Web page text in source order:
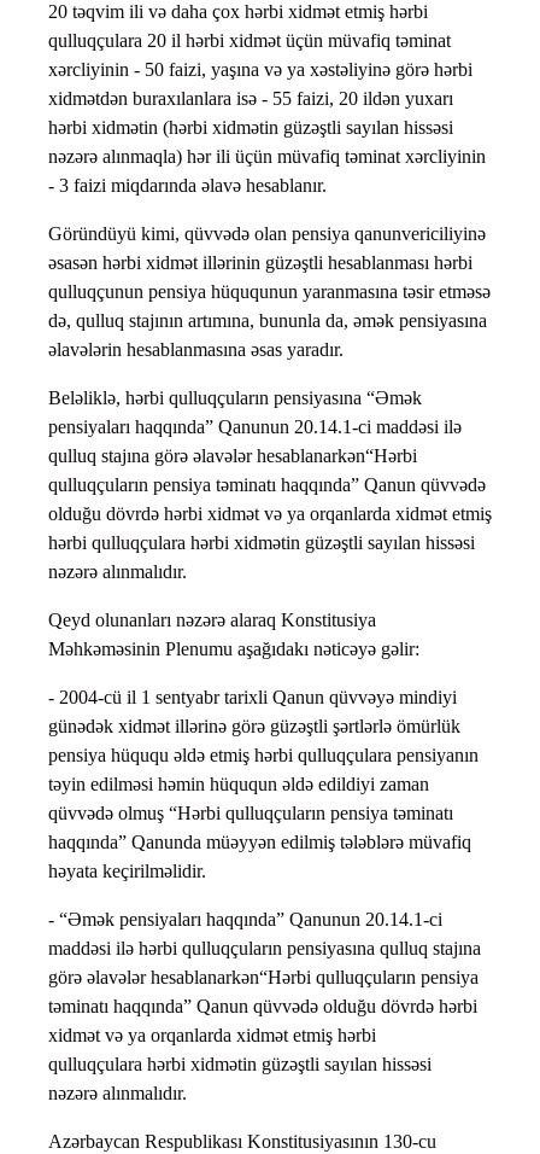
20 təqvim ili və daha çox hərbi xidmət etmiş hərbi
qulluqçulara 20 il hərbi xidmət üçün müvafiq təminat
xərcliyinin - 50 faizi, yaşına və ya xəstəliyinə görə hərbi
xidmətdən buraxılanlara isə - 55 faizi, 20 ildən yuxarı
hərbi xidmətin (hərbi xidmətin güzəştli sayılan hissəsi
nəzərə alınmaqla) hər ili üçün müvafiq təminat xərcliyinin
- 3 faizi miqdarında əlavə hesablanır.
Göründüyü kimi, qüvvədə olan pensiya qanunvericiliyinə
əsasən hərbi xidmət illərinin güzəştli hesablanması hərbi
qulluqçunun pensiya hüququnun yaranmasına təsir etməsə
də, qulluq stajının artımına, bununla da, əmək pensiyasına
əlavələrin hesablanmasına əsas yaradır.
Beləliklə, hərbi qulluqçuların pensiyasına “Əmək
pensiyaları haqqında” Qanunun 20.14.1-ci maddəsi ilə
qulluq stajına görə əlavələr hesablanarkən“Hərbi
qulluqçuların pensiya təminatı haqqında” Qanun qüvvədə
olduğu dövrdə hərbi xidmət və ya orqanlarda xidmət etmiş
hərbi qulluqçulara hərbi xidmətin güzəştli sayılan hissəsi
nəzərə alınmalıdır.
Qeyd olunanları nəzərə alaraq Konstitusiya
Məhkəməsinin Plenumu aşağıdakı nəticəyə gəlir:
- 2004-cü il 1 sentyabr tarixli Qanun qüvvəyə mindiyi
günədək xidmət illərinə görə güzəştli şərtlərlə ömürlük
pensiya hüququ əldə etmiş hərbi qulluqçulara pensiyanın
təyin edilməsi həmin hüququn əldə edildiyi zaman
qüvvədə olmuş “Hərbi qulluqçuların pensiya təminatı
haqqında” Qanunda müəyyən edilmiş tələblərə müvafiq
həyata keçirilməlidir.
- “Əmək pensiyaları haqqında” Qanunun 20.14.1-ci
maddəsi ilə hərbi qulluqçuların pensiyasına qulluq stajına
görə əlavələr hesablanarkən“Hərbi qulluqçuların pensiya
təminatı haqqında” Qanun qüvvədə olduğu dövrdə hərbi
xidmət və ya orqanlarda xidmət etmiş hərbi
qulluqçulara hərbi xidmətin güzəştli sayılan hissəsi
nəzərə alınmalıdır.
Azərbaycan Respublikası Konstitusiyasının 130-cu